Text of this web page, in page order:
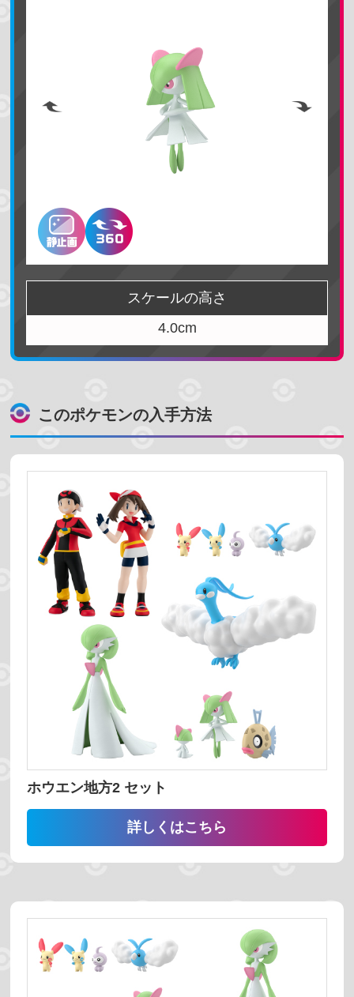
ポケモンを探す
名前で検索する
カントー地方 ジョウト地方
カロス地方
ガラル地方 パルデア地方
ヒスイ地方
売っている場所
プレミアムバンダイ ポケモンセンター
コンビニ スーパーマーケット
ホビーショップ
絞り込む
並び替え
名前 昇順
スケールの高さ
4.0cm
このポケモンの入手方法
ホウエン地方2 セット
詳しくはこちら